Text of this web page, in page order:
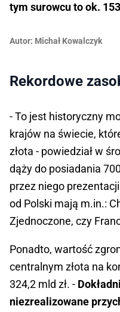
tym surowcu to ok.
Autor: Michał Kowalczyk
Rekordowe
- To jest historyczny
krajów na świecie,
złota - powiedział w
dąży do posiadania
przez niego
od Polski mają m.in.:
Zjednoczone, czy
Ponadto, wartość
centralnym złota na
324,2 mld zł. -
niezrealizowane